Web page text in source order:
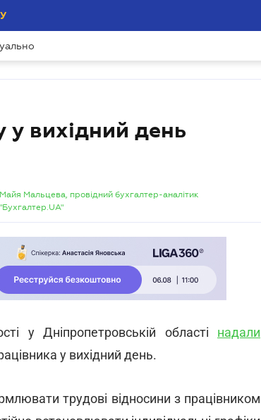
вихідний день
Майя Мальцева, провідний бухгалтер-аналітик
"Бухгалтер.UA"
у Дніпропетровській області надали
у вихідний день.
трудовi вiдносини з працiвником